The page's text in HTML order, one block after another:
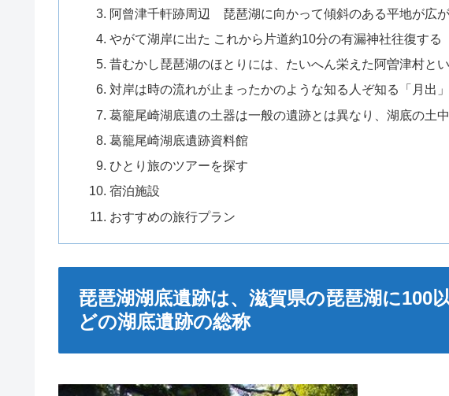
阿曾津千軒跡周辺 琵琶湖に向かって傾斜のある平地が広
やがて湖岸に出た これから片道約10分の有漏神社往復する
昔むかし琵琶湖のほとりには、たいへん栄えた阿曽津村と
対岸は時の流れが止まったかのような知る人ぞ知る「月出
葛籠尾崎湖底遺の土器は一般の遺跡とは異なり、湖底の土
葛籠尾崎湖底遺跡資料館
ひとり旅のツアーを探す
宿泊施設
おすすめの旅行プラン
琵琶湖湖底遺跡は、滋賀県の琵琶湖に100
どの湖底遺跡の総称